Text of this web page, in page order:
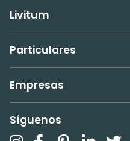
Livitum
Particulares
Empresas
Síguenos